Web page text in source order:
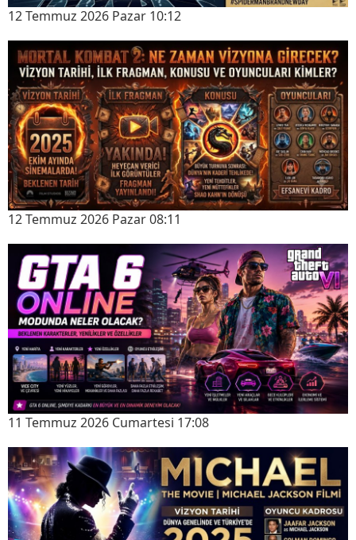
12 Temmuz 2026 Pazar 10:12
12 Temmuz 2026 Pazar 08:11
11 Temmuz 2026 Cumartesi 17:08